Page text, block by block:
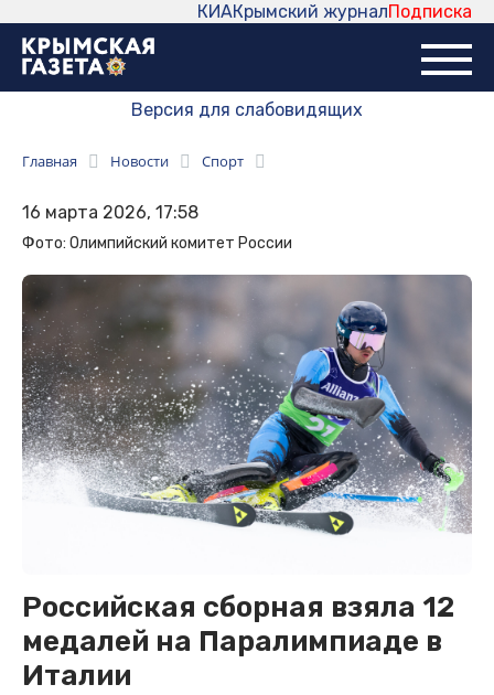
Подписка
Крымский журнал
КИА
Версия для слабовидящих
Главная Новости Спорт
16 марта 2026, 17:58
Фото: Олимпийский комитет России
Российская сборная взяла 12
медалей на Паралимпиаде в
Италии